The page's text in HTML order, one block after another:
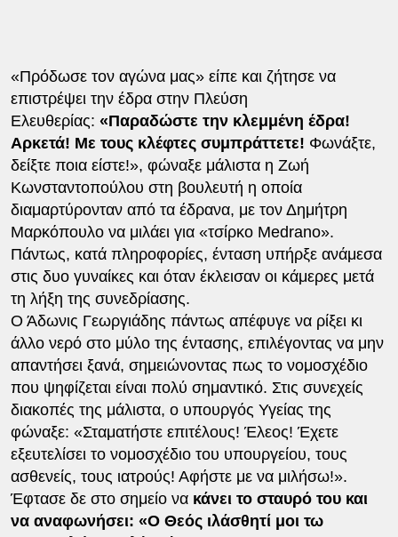
«Πρόδωσε τον αγώνα μας» είπε και ζήτησε να
επιστρέψει την έδρα στην Πλεύση
Ελευθερίας: «Παραδώστε την κλεμμένη έδρα!
Αρκετά! Με τους κλέφτες συμπράττετε! Φωνάξτε,
δείξτε ποια είστε!», φώναξε μάλιστα η Ζωή
Κωνσταντοπούλου στη βουλευτή η οποία
διαμαρτύρονταν από τα έδρανα, με τον Δημήτρη
Μαρκόπουλο να μιλάει για «τσίρκο Medrano».
Πάντως, κατά πληροφορίες, ένταση υπήρξε ανάμεσα
στις δυο γυναίκες και όταν έκλεισαν οι κάμερες μετά
τη λήξη της συνεδρίασης.
Ο Άδωνις Γεωργιάδης πάντως απέφυγε να ρίξει κι
άλλο νερό στο μύλο της έντασης, επιλέγοντας να μην
απαντήσει ξανά, σημειώνοντας πως το νομοσχέδιο
που ψηφίζεται είναι πολύ σημαντικό. Στις συνεχείς
διακοπές της μάλιστα, ο υπουργός Υγείας της
φώναξε: «Σταματήστε επιτέλους! Έλεος! Έχετε
εξευτελίσει το νομοσχέδιο του υπουργείου, τους
ασθενείς, τους ιατρούς! Αφήστε με να μιλήσω!».
Έφτασε δε στο σημείο να κάνει το σταυρό του και
να αναφωνήσει: «Ο Θεός ιλάσθητί μοι τω